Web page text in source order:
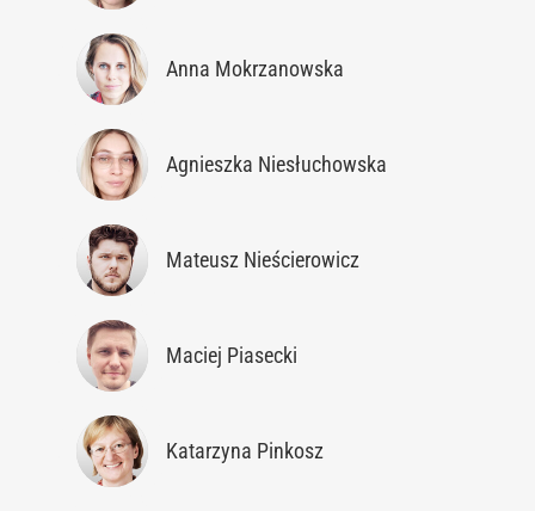
Anna Mokrzanowska
Agnieszka Niesłuchowska
Mateusz Nieścierowicz
Maciej Piasecki
Katarzyna Pinkosz